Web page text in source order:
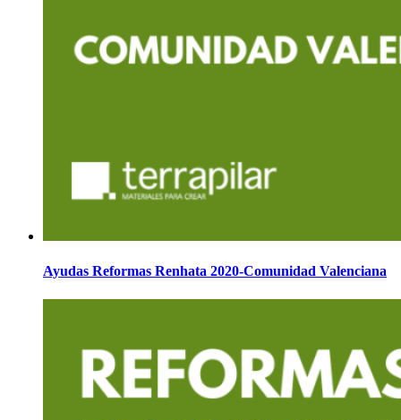
Ayudas Reformas Renhata 2020-Comunidad Valenciana